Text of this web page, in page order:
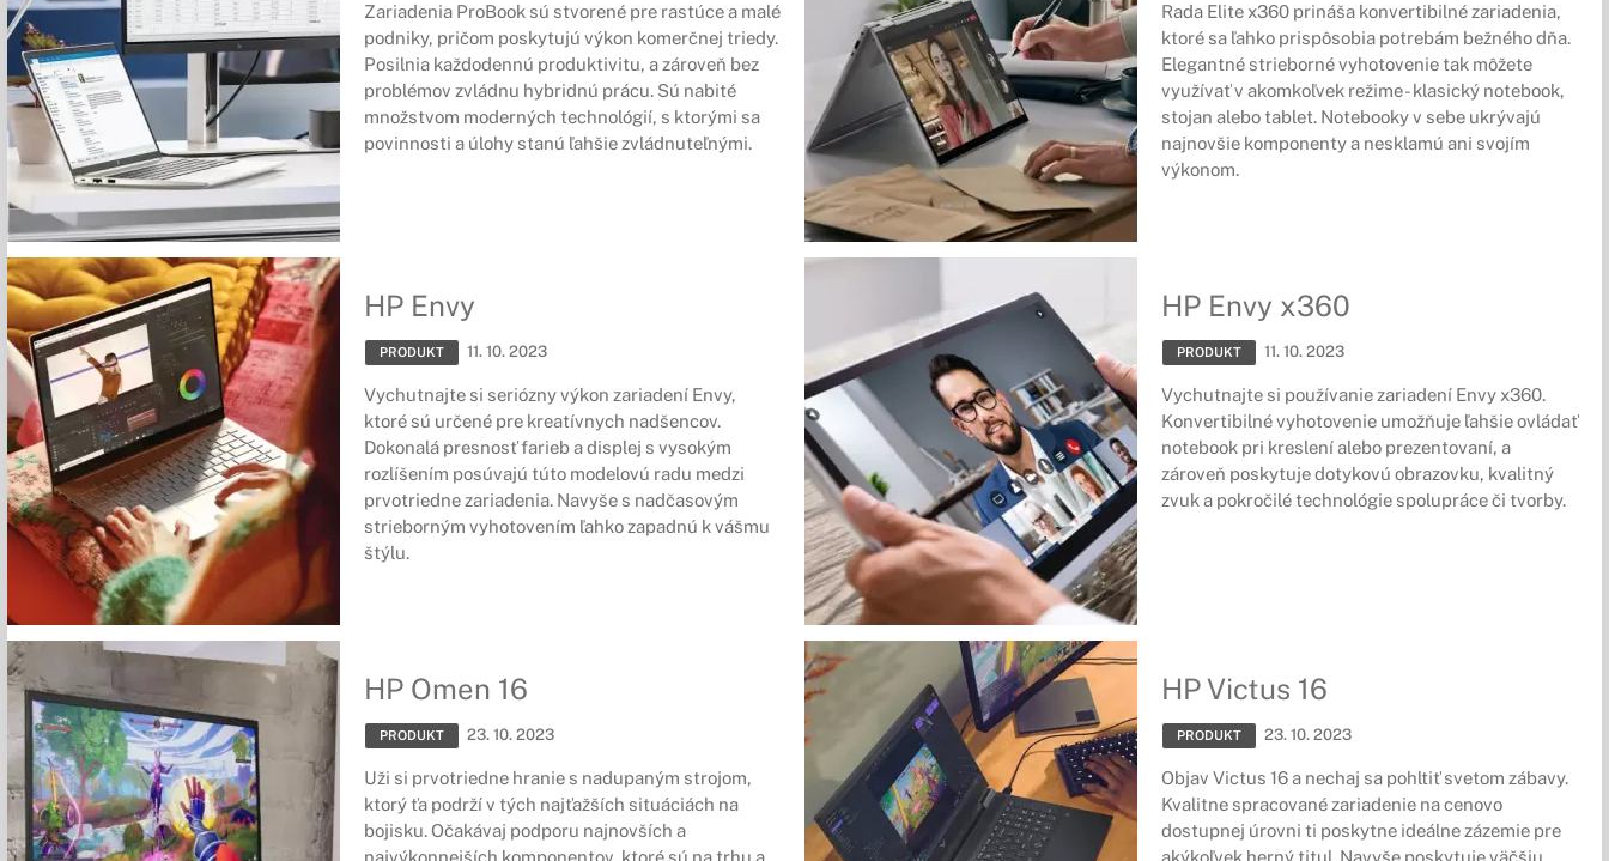
Zariadenia ProBook sú stvorené pre rastúce a malé
podniky, pričom poskytujú výkon komerčnej triedy.
Posilnia každodennú produktivitu, a zároveň bez
problémov zvládnu hybridnú prácu. Sú nabité
množstvom moderných technológií, s ktorými sa
povinnosti a úlohy stanú ľahšie zvládnuteľnými.
Rada Elite x360 prináša konvertibilné zariadenia,
ktoré sa ľahko prispôsobia potrebám bežného dňa.
Elegantné strieborné vyhotovenie tak môžete
využívať v akomkoľvek režime - klasický notebook,
stojan alebo tablet. Notebooky v sebe ukrývajú
najnovšie komponenty a nesklamú ani svojím
výkonom.
HP Envy
PRODUKT 11. 10. 2023
Vychutnajte si seriózny výkon zariadení Envy,
ktoré sú určené pre kreatívnych nadšencov.
Dokonalá presnosť farieb a displej s vysokým
rozlíšením posúvajú túto modelovú radu medzi
prvotriedne zariadenia. Navyše s nadčasovým
strieborným vyhotovením ľahko zapadnú k vášmu
štýlu.
HP Envy x360
PRODUKT 11. 10. 2023
Vychutnajte si používanie zariadení Envy x360.
Konvertibilné vyhotovenie umožňuje ľahšie ovládať
notebook pri kreslení alebo prezentovaní, a
zároveň poskytuje dotykovú obrazovku, kvalitný
zvuk a pokročilé technológie spolupráce či tvorby.
HP Omen 16
PRODUKT 23. 10. 2023
Uži si prvotriedne hranie s nadupaným strojom,
ktorý ťa podrží v tých najťažších situáciách na
bojisku. Očakávaj podporu najnovších a
najvýkonnejších komponentov, ktoré sú na trhu a
HP Victus 16
PRODUKT 23. 10. 2023
Objav Victus 16 a nechaj sa pohltiť svetom zábavy.
Kvalitne spracované zariadenie na cenovo
dostupnej úrovni ti poskytne ideálne zázemie pre
akýkoľvek herný titul. Navyše poskytuje väčšiu